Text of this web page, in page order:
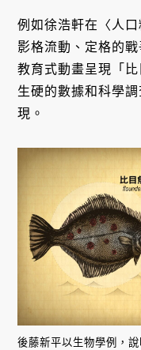
例如徐浩軒在〈人
影格流動、定格的
教育式動畫呈現「
生硬的數據和科學
現。
後藤新平以生物學例，